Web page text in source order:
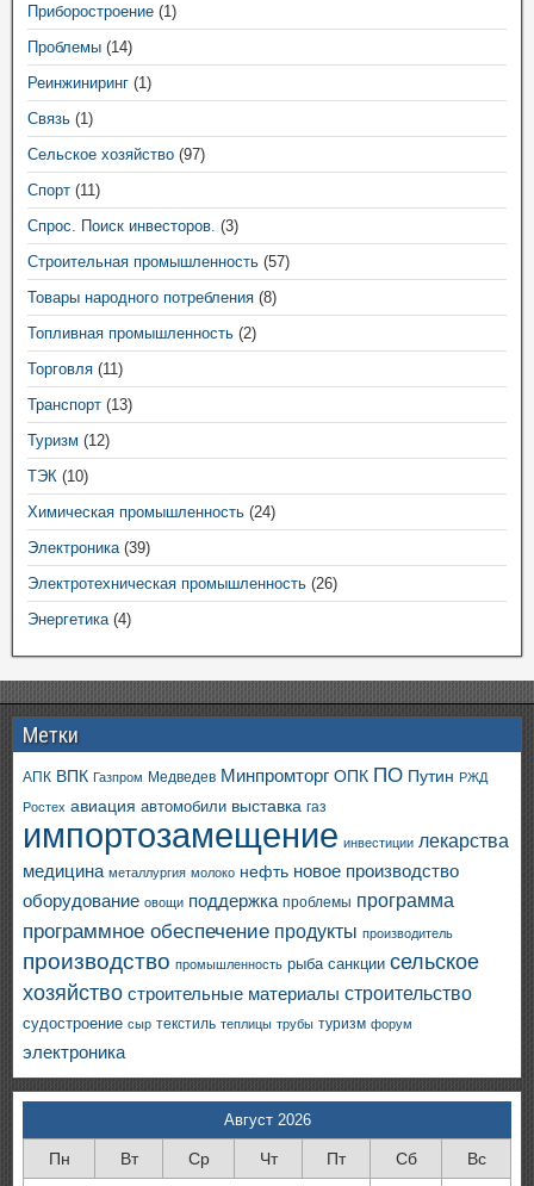
Приборостроение (1)
Проблемы (14)
Реинжиниринг (1)
Связь (1)
Сельское хозяйство (97)
Спорт (11)
Спрос. Поиск инвесторов. (3)
Строительная промышленность (57)
Товары народного потребления (8)
Топливная промышленность (2)
Торговля (11)
Транспорт (13)
Туризм (12)
ТЭК (10)
Химическая промышленность (24)
Электроника(39)
Электротехническая промышленность (26)
Энергетика(4)
Метки
АПК ВПК Газпром Медведев Минпромторг ОПК ПО Путин РЖД
Ростех авиация автомобили выставка газ
импортозамещение инвестиции лекарства
медицина металлургия молоко нефть новое производство
оборудование овощи поддержка проблемы программа
программное обеспечение продукты производитель
производство промышленность рыба санкции сельское
хозяйство строительные материалы строительство
судостроение сыр текстиль теплицы трубы туризм форум
электроника
Август 2026
Пн Вт Ср Чт Пт Сб Вс